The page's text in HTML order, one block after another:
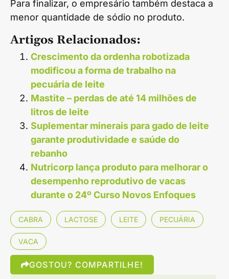
Para finalizar, o empresário também destaca a
menor quantidade de sódio no produto.
Artigos Relacionados:
Crescimento da ordenha robotizada
modificou a forma de trabalho na
pecuária de leite
Mastite – perdas de até 14 milhões de
litros de leite
Suplementar minerais para gado de leite
garante produtividade e saúde do
rebanho
Nutricorp lança produto para melhorar o
desempenho reprodutivo de vacas
durante o 24º Curso Novos Enfoques
CABRA LACTOSE LEITE PECUÁRIA
VACA
GOSTOU? COMPARTILHE!